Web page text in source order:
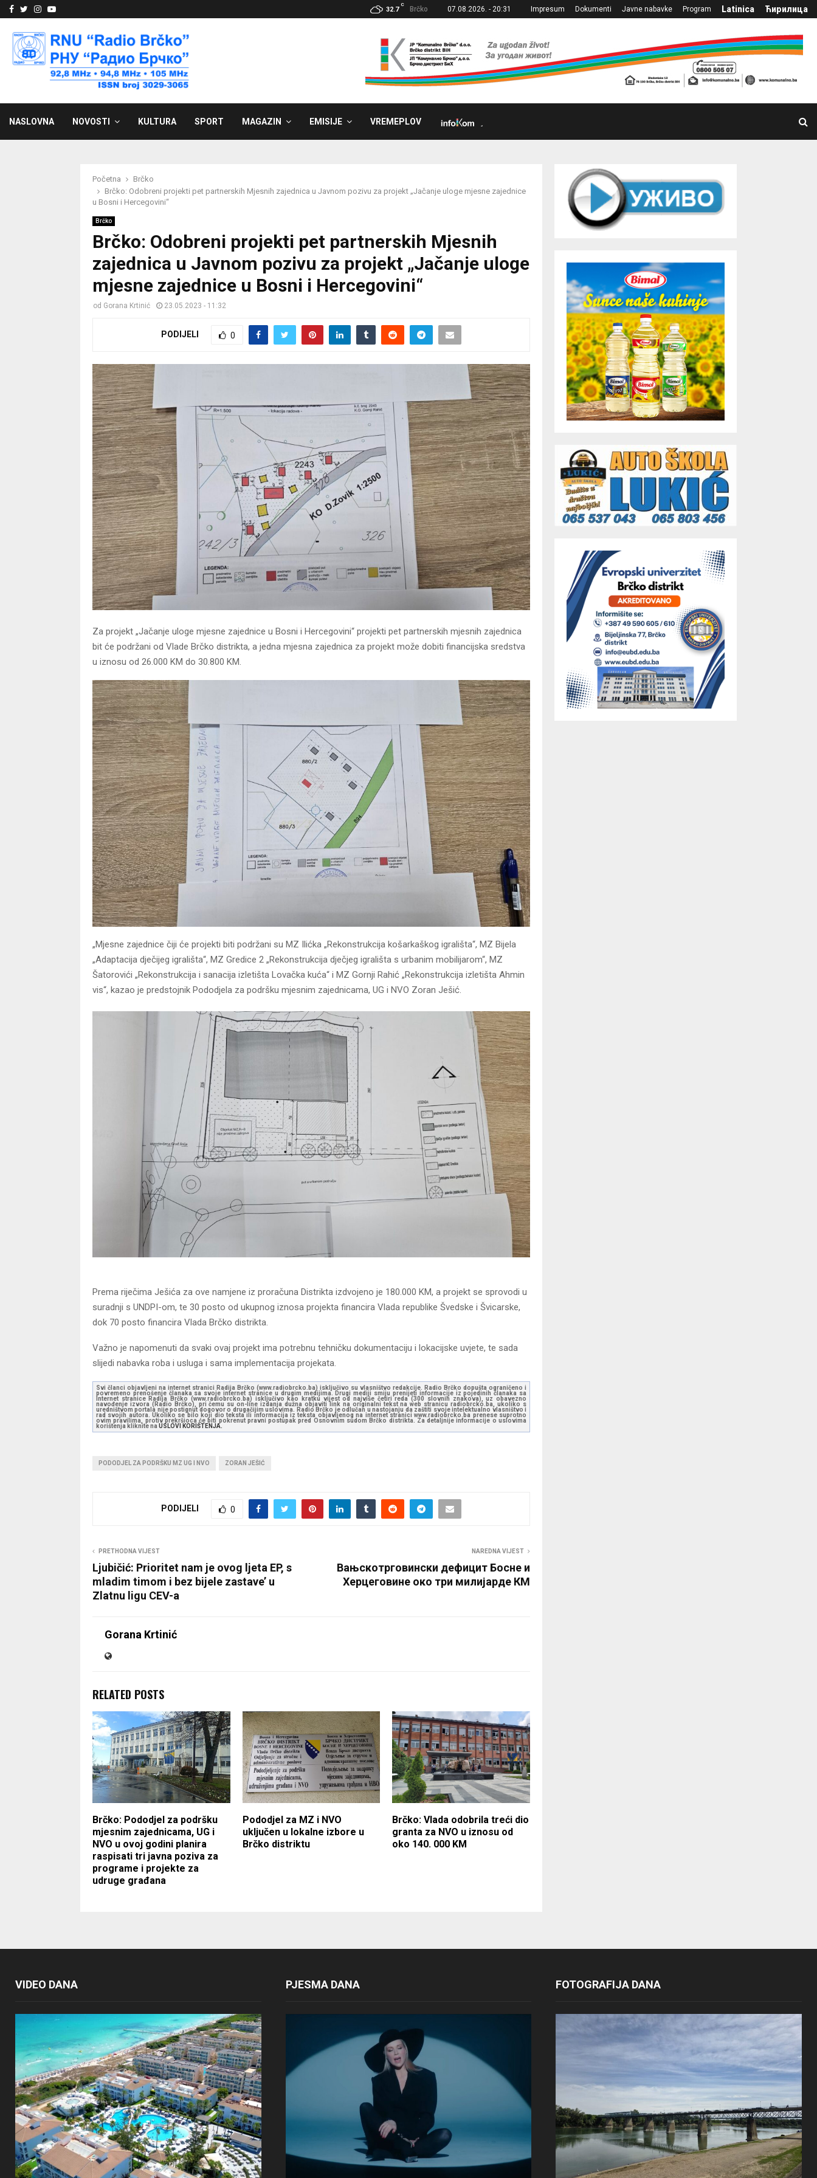
Facebook
Twitter
Instagram
Youtube 32.7
C
Brčko 07.08.2026. - 20:31 Impresum Dokumenti Javne nabavke Program Latinica Ћирилица
NASLOVNA NOVOSTI KULTURA SPORT MAGAZIN EMISIJE VREMEPLOV
Početna
Brčko
Brčko: Odobreni projekti pet partnerskih Mjesnih zajednica u Javnom pozivu za projekt „Jačanje uloge mjesne zajednice
u Bosni i Hercegovini“
Brčko
Brčko: Odobreni projekti pet partnerskih Mjesnih
zajednica u Javnom pozivu za projekt „Jačanje uloge
mjesne zajednice u Bosni i Hercegovini“
od Gorana Krtinić 23.05.2023 - 11:32
PODIJELI 0
Za projekt „Jačanje uloge mjesne zajednice u Bosni i Hercegovini“ projekti pet partnerskih mjesnih zajednica
bit će podržani od Vlade Brčko distrikta, a jedna mjesna zajednica za projekt može dobiti financijska sredstva
u iznosu od 26.000 KM do 30.800 KM.
„Mjesne zajednice čiji će projekti biti podržani su MZ Ilićka „Rekonstrukcija košarkaškog igrališta“, MZ Bijela
„Adaptacija dječijeg igrališta“, MZ Gredice 2 „Rekonstrukcija dječjeg igrališta s urbanim mobilijarom“, MZ
Šatorovići „Rekonstrukcija i sanacija izletišta Lovačka kuća“ i MZ Gornji Rahić „Rekonstrukcija izletišta Ahmin
vis“, kazao je predstojnik Pododjela za podršku mjesnim zajednicama, UG i NVO Zoran Ješić.
Prema riječima Ješića za ove namjene iz proračuna Distrikta izdvojeno je 180.000 KM, a projekt se sprovodi u
suradnji s UNDPI-om, te 30 posto od ukupnog iznosa projekta financira Vlada republike Švedske i Švicarske,
dok 70 posto financira Vlada Brčko distrikta.
Važno je napomenuti da svaki ovaj projekt ima potrebnu tehničku dokumentaciju i lokacijske uvjete, te sada
slijedi nabavka roba i usluga i sama implementacija projekata.
Svi članci objavljeni na internet stranici Radija Brčko (www.radiobrcko.ba) isključivo su vlasništvo redakcije. Radio Brčko dopušta ograničeno i
povremeno prenošenje članaka sa svoje internet stranice u drugim medijima. Drugi mediji smiju prenijeti informacije iz pojedinih članaka sa
Internet stranice Radija Brčko (www.radiobrcko.ba) isključivo kao kratku vijest od najviše četiri reda (300 slovnih znakova), uz obavezno
navođenje izvora (Radio Brčko), pri čemu su on-line izdanja dužna objaviti link na originalni tekst na web stranicu radiobrcko.ba, ukoliko s
uredništvom portala nije postignut dogovor o drugačijim uslovima. Radio Brčko je odlučan u nastojanju da zaštiti svoje intelektualno vlasništvo i
rad svojih autora. Ukoliko se bilo koji dio teksta ili informacija iz teksta objavljenog na internet stranici www.radiobrcko.ba prenese suprotno
ovim pravilima, protiv prekršioca će biti pokrenut pravni postupak pred Osnovnim sudom Brčko distrikta. Za detaljnije informacije o uslovima
korištenja kliknite naUSLOVI KORIŠTENJA.
PODODJEL ZA PODRŠKU MZ UG I NVO ZORAN JEŠIĆ
PODIJELI 0
PRETHODNA VIJEST
Ljubičić: Prioritet nam je ovog ljeta EP, s
mladim timom i bez bijele zastave’ u
Zlatnu ligu CEV-a
NAREDNA VIJEST
Вањскотрговински дефицит Босне и
Херцеговине око три милијарде КМ
Gorana Krtinić
RELATED POSTS
Brčko: Pododjel za podršku
mjesnim zajednicama, UG i
NVO u ovoj godini planira
raspisati tri javna poziva za
programe i projekte za
udruge građana
Pododjel za MZ i NVO
uključen u lokalne izbore u
Brčko distriktu
Brčko: Vlada odobrila treći dio
granta za NVO u iznosu od
oko 140. 000 KM
VIDEO DANA PJESMA DANA FOTOGRAFIJA DANA